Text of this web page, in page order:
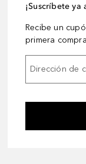
¡Suscríbete
Recibe un
primera compra
Dirección de